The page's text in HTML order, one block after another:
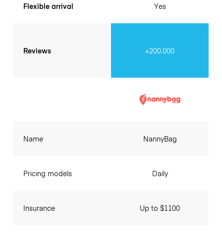
Flexible arrival
Reviews
Yes
+200.000
Name
Pricing models
Insurance
NannyBag
Daily
Up to $1100